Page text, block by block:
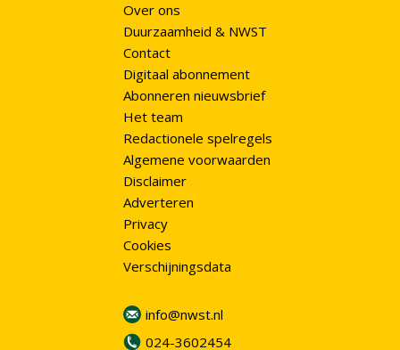
Over ons
Duurzaamheid & NWST
Contact
Digitaal abonnement
Abonneren nieuwsbrief
Het team
Redactionele spelregels
Algemene voorwaarden
Disclaimer
Adverteren
Privacy
Cookies
Verschijningsdata
info@nwst.nl
024-3602454